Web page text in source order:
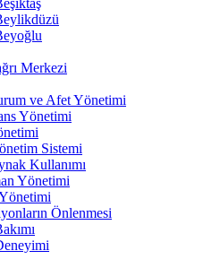
Merkezi
ve Afet Yönetimi
Yönetimi
Sistemi
Kullanımı
Yönetimi
Önlenmesi